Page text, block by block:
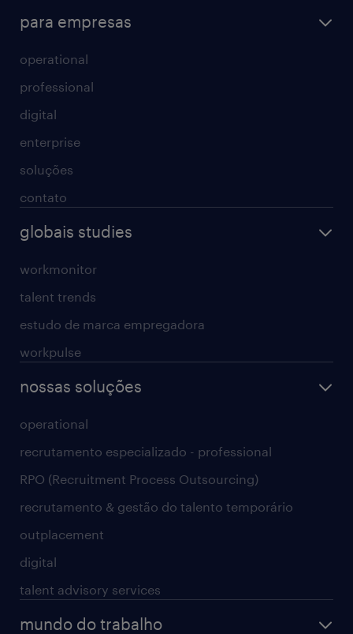
para empresas
operational
professional
digital
enterprise
soluções
contato
globais studies
workmonitor
talent trends
estudo de marca empregadora
workpulse
nossas soluções
operational
recrutamento especializado - professional
RPO (Recruitment Process Outsourcing)
recrutamento & gestão do talento temporário
outplacement
digital
talent advisory services
mundo do trabalho